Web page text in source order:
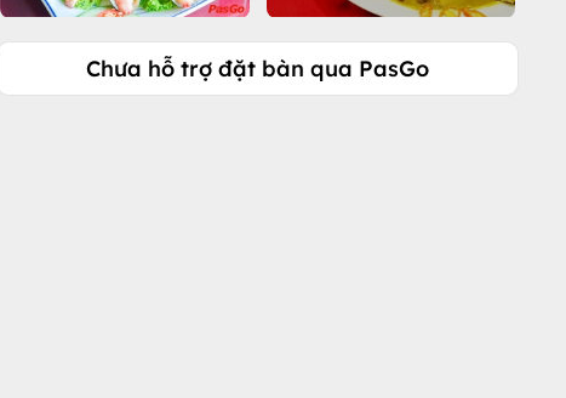
Chưa hỗ trợ đặt bàn qua PasGo